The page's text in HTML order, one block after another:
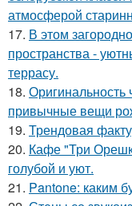
атмосферой
17. В этом
пространства -
террасу.
18. Оригинальность
привычные вещи
19. Трендовая
20. Кафе "Три
голубой и уют.
21. Pantone: каким